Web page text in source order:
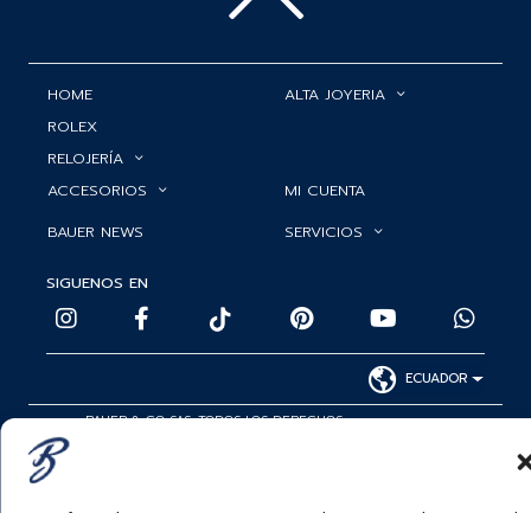
HOME
ROLEX
RELOJERÍA
ALTA JOYERIA
ACCESORIOS
BAUER NEWS
MI CUENTA
SERVICIOS
SIGUENOS EN
ECUADOR
BAUER & CO SAS. TODOS LOS DERECHOS